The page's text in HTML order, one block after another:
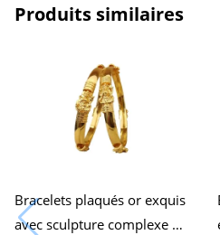
Produits similaires
Bracelets plaqués or exquis
avec sculpture complexe de